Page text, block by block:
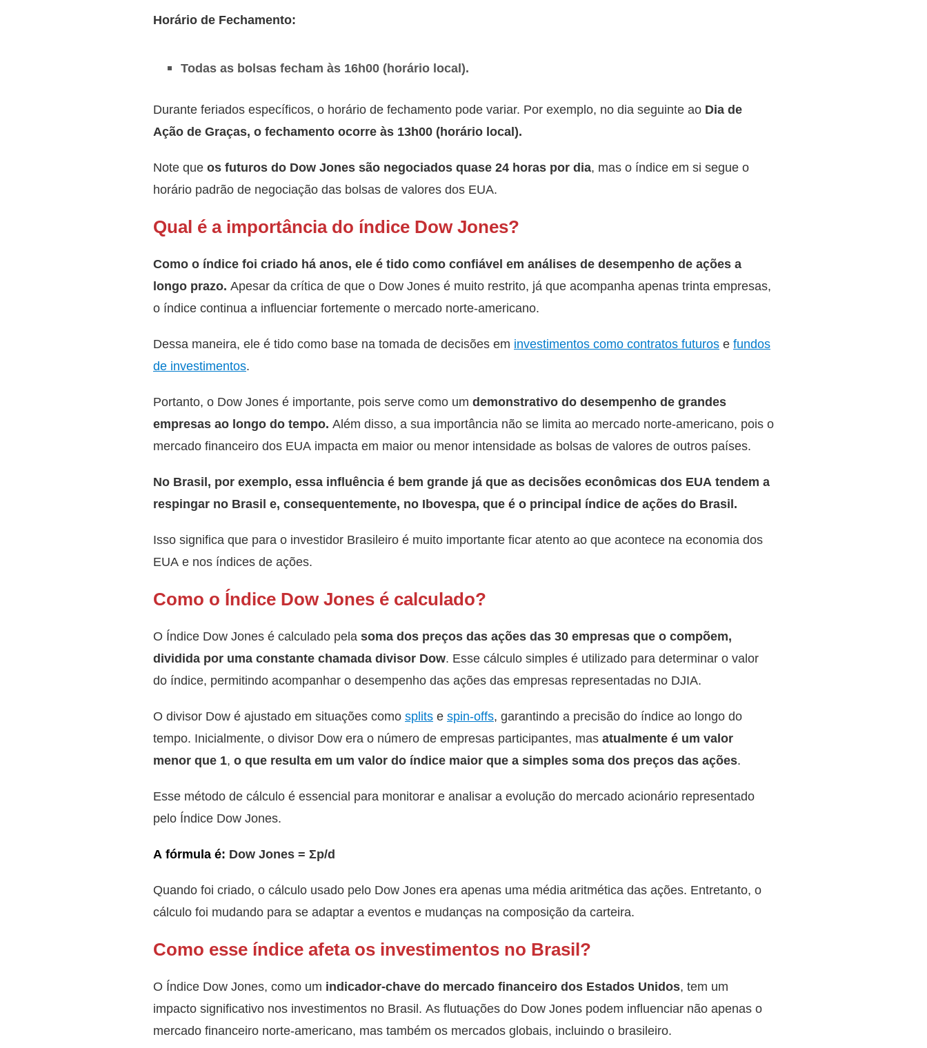
Horário de Fechamento:
Todas as bolsas fecham às 16h00 (horário local).
Durante feriados específicos, o horário de fechamento pode variar. Por exemplo, no dia seguinte ao Dia de
Ação de Graças, o fechamento ocorre às 13h00 (horário local).
Note que os futuros do Dow Jones são negociados quase 24 horas por dia, mas o índice em si segue o
horário padrão de negociação das bolsas de valores dos EUA.
Qual é a importância do índice Dow Jones?
Como o índice foi criado há anos, ele é tido como confiável em análises de desempenho de ações a
longo prazo. Apesar da crítica de que o Dow Jones é muito restrito, já que acompanha apenas trinta empresas,
o índice continua a influenciar fortemente o mercado norte-americano.
Dessa maneira, ele é tido como base na tomada de decisões em investimentos como contratos futuros e fundos
de investimentos.
Portanto, o Dow Jones é importante, pois serve como um demonstrativo do desempenho de grandes
empresas ao longo do tempo. Além disso, a sua importância não se limita ao mercado norte-americano, pois o
mercado financeiro dos EUA impacta em maior ou menor intensidade as bolsas de valores de outros países.
No Brasil, por exemplo, essa influência é bem grande já que as decisões econômicas dos EUA tendem a
respingar no Brasil e, consequentemente, no Ibovespa, que é o principal índice de ações do Brasil.
Isso significa que para o investidor Brasileiro é muito importante ficar atento ao que acontece na economia dos
EUA e nos índices de ações.
Como o Índice Dow Jones é calculado?
O Índice Dow Jones é calculado pela soma dos preços das ações das 30 empresas que o compõem,
dividida por uma constante chamada divisor Dow. Esse cálculo simples é utilizado para determinar o valor
do índice, permitindo acompanhar o desempenho das ações das empresas representadas no DJIA.
O divisor Dow é ajustado em situações como splits e spin-offs, garantindo a precisão do índice ao longo do
tempo. Inicialmente, o divisor Dow era o número de empresas participantes, mas atualmente é um valor
menor que 1, o que resulta em um valor do índice maior que a simples soma dos preços das ações.
Esse método de cálculo é essencial para monitorar e analisar a evolução do mercado acionário representado
pelo Índice Dow Jones.
A fórmula é: Dow Jones = Σp/d
Quando foi criado, o cálculo usado pelo Dow Jones era apenas uma média aritmética das ações. Entretanto, o
cálculo foi mudando para se adaptar a eventos e mudanças na composição da carteira.
Como esse índice afeta os investimentos no Brasil?
O Índice Dow Jones, como um indicador-chave do mercado financeiro dos Estados Unidos, tem um
impacto significativo nos investimentos no Brasil. As flutuações do Dow Jones podem influenciar não apenas o
mercado financeiro norte-americano, mas também os mercados globais, incluindo o brasileiro.